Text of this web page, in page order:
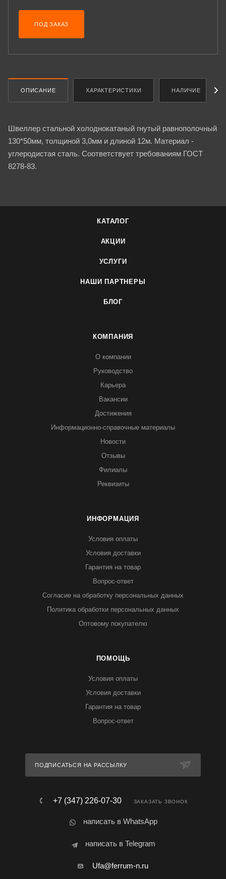
ПОД ЗАКАЗ
ОПИСАНИЕ ХАРАКТЕРИСТИКИ НАЛИЧИЕ
Швеллер стальной холоднокатаный гнутый равнополочный
130*50мм, толщиной 3,0мм и длиной 12м. Материал -
углеродистая сталь. Соответствует требованиям ГОСТ
8278-83.
КАТАЛОГ
АКЦИИ
УСЛУГИ
НАШИ ПАРТНЕРЫ
БЛОГ
КОМПАНИЯ
О компании
Руководство
Карьера
Вакансии
Достижения
Информационно-справочные материалы
Новости
Отзывы
Филиалы
Реквизиты
ИНФОРМАЦИЯ
Условия оплаты
Условия доставки
Гарантия на товар
Вопрос-ответ
Согласие на обработку персональных данных
Политика обработки персональных данных
Оптовому покупателю
ПОМОЩЬ
Условия оплаты
Условия доставки
Гарантия на товар
Вопрос-ответ
ПОДПИСАТЬСЯ НА РАССЫЛКУ
+7 (347) 226-07-30 ЗАКАЗАТЬ ЗВОНОК
написать в WhatsApp
написать в Telegram
Ufa@ferrum-n.ru